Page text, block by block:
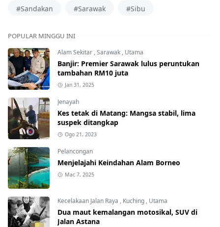
#Sandakan #Sarawak #Sibu
POPULAR MINGGU INI
Alam Sekitar,Sarawak, Utama
Banjir: Premier Sarawak lulus peruntukan
tambahan RM10 juta
Jan 31, 2025
Jenayah
Kes tetak di Matang: Mangsa stabil, lima
suspek ditangkap
Ogo 21, 2023
Pelancongan
Menjelajahi Keindahan Alam Borneo
Mac 7, 2025
Kecelakaan Jalan Raya , Kuching, Utama
Dua maut kemalangan motosikal, SUV di
Jalan Astana